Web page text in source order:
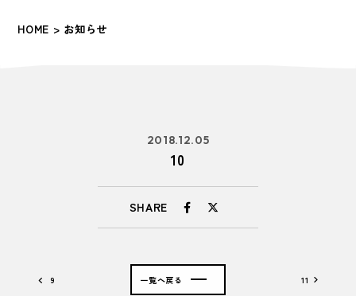
HOME > お知らせ
2018.12.05
10
SHARE
9 11
一覧へ戻る